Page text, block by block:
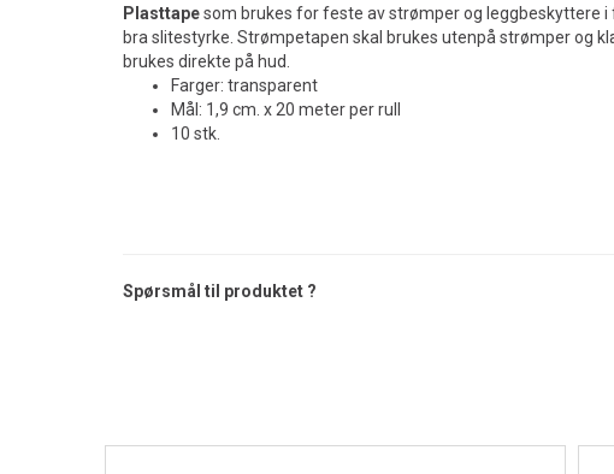
Plasttapesom brukes for feste av strømper og leggbeskyttere i
bra slitestyrke. Strømpetapen skal brukes utenpå strømper og
brukes direkte på hud.
Farger: transparent
Mål: 1,9 cm. x 20 meter per rull
10 stk.
Spørsmål til produktet ?